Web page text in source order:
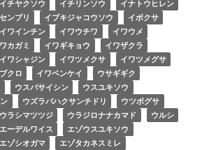
イチヤクソウ イチリンソウ
イナトウヒレン
ンブリ イブキジャコウソウ
イボクサ
イワインチン イワウチワ
イワウメ
カガミ イワギキョウ
イワザクラ
イワシャジン イワツメクサ
イワツメグサ
クロ イワベンケイ
ウサギギク
ウスバサイシン
ウスユキソウ
ウズラバハクサンチドリ
ウツボグサ
ウラシマツツジ ウラジロナナカマド
ウルシ
エーデルワイス
エゾウスユキソウ
エゾシオガマ
エゾタカネスミレ